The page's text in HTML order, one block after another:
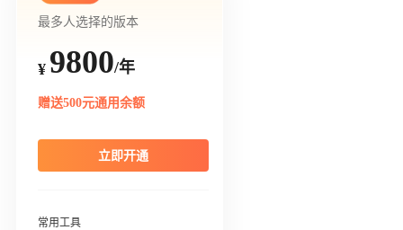
最多人选择的版本
¥ 9800/年
赠送500元通用余额
立即开通
常用工具